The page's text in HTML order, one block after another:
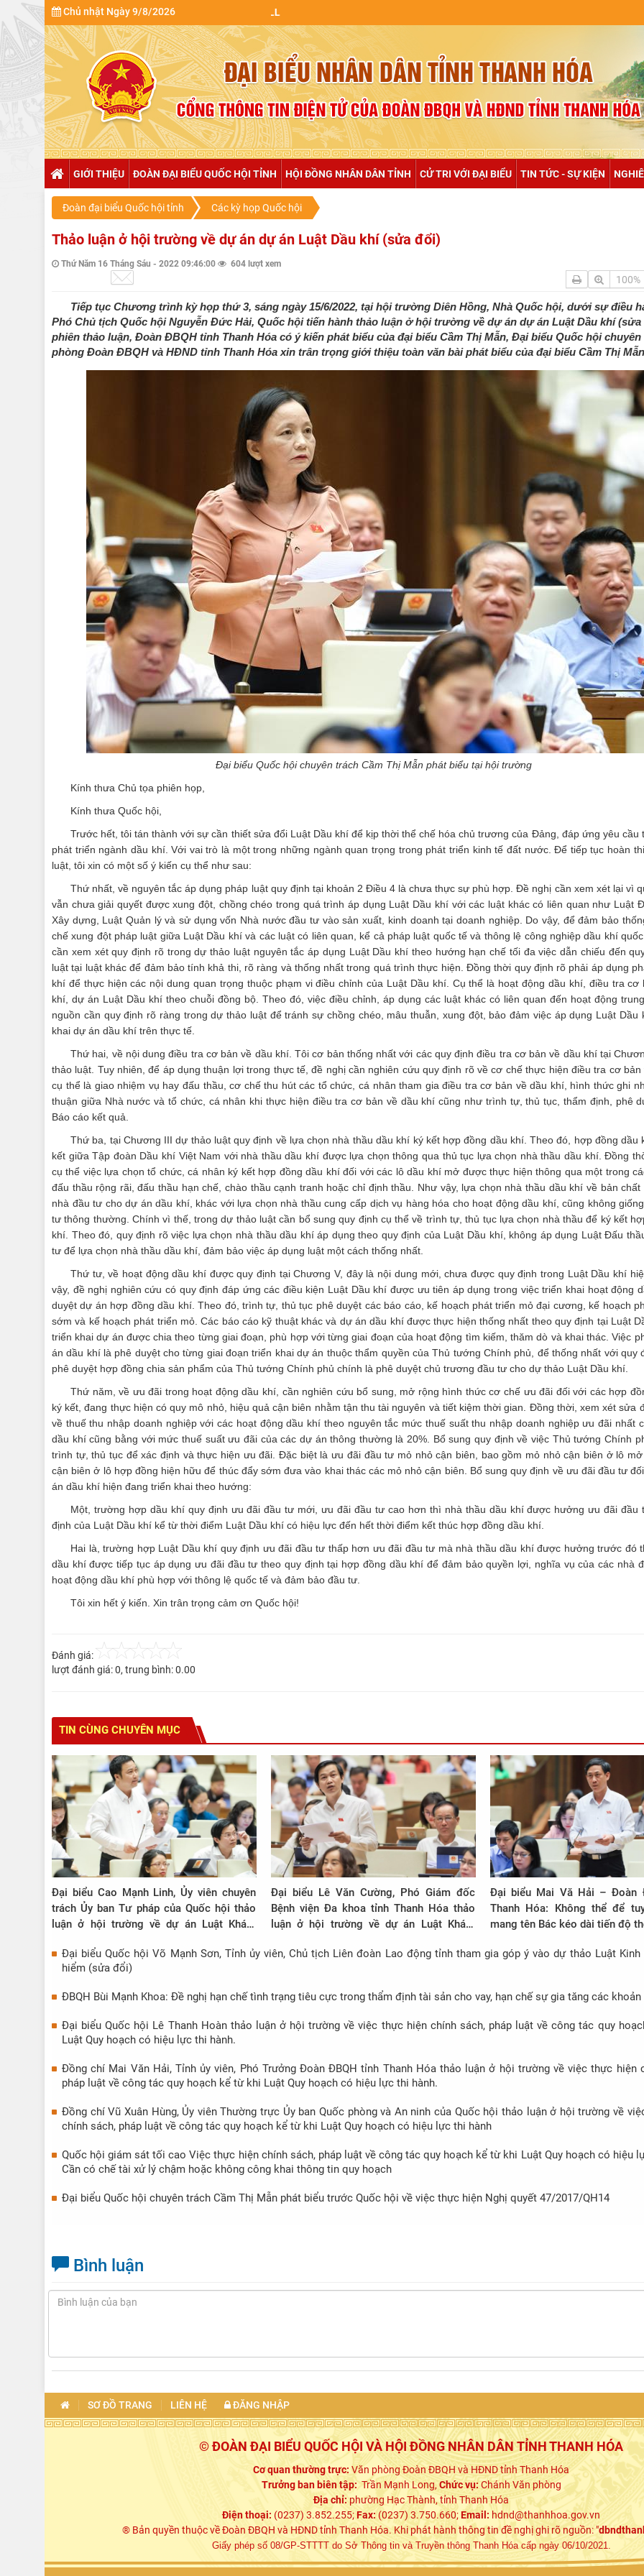
Chủ nhật Ngày 9/8/2026
GIỚI THIỆU ĐOÀN ĐẠI BIỂU QUỐC HỘI TỈNH HỘI ĐỒNG NHÂN DÂN TỈNH CỬ TRI VỚI ĐẠI BIỂU TIN TỨC - SỰ KIỆN
Đoàn đại biểu Quốc hội tỉnh Các kỳ họp Quốc hội
Thảo luận ở hội trường về dự án dự án Luật Dầu khí (sửa đổi)
Thứ Năm 16 Tháng Sáu - 2022 09:46:00 604 lượt xem
100%
Tiếp tục Chương trình kỳ họp thứ 3, sáng ngày 15/6/2022, tại hội trường Diên Hồng, Nhà Quốc hội, dưới sự điều
Phó Chủ tịch Quốc hội Nguyễn Đức Hải, Quốc hội tiến hành thảo luận ở hội trường về dự án dự án Luật Dầu khí (sửa
phiên thảo luận, Đoàn ĐBQH tỉnh Thanh Hóa có ý kiến phát biểu của đại biểu Cầm Thị Mẫn, Đại biểu Quốc hội chuyên
phòng Đoàn ĐBQH và HĐND tỉnh Thanh Hóa xin trân trọng giới thiệu toàn văn bài phát biểu của đại biểu Cầm Thị
Đại biểu Quốc hội chuyên trách Cầm Thị Mẫn phát biểu tại hội trường
Kính thưa Chủ tọa phiên họp,
Kính thưa Quốc hội,
Trước hết, tôi tán thành với sự cần thiết sửa đổi Luật Dầu khí để kịp thời thể chế hóa chủ trương của Đảng, đáp ứng yêu cầu
phát triển ngành dầu khí. Với vai trò là một trong những ngành quan trọng trong phát triển kinh tế đất nước. Để tiếp tục hoàn
luật, tôi xin có một số ý kiến cụ thể như sau:
Thứ nhất, về nguyên tắc áp dụng pháp luật quy định tại khoản 2 Điều 4 là chưa thực sự phù hợp. Đề nghị cần xem xét lại vì
vẫn chưa giải quyết được xung đột, chồng chéo trong quá trình áp dụng Luật Dầu khí với các luật khác có liên quan như Luật
Xây dựng, Luật Quản lý và sử dụng vốn Nhà nước đầu tư vào sản xuất, kinh doanh tại doanh nghiệp. Do vậy, để đảm bảo
chế xung đột pháp luật giữa Luật Dầu khí và các luật có liên quan, kể cả pháp luật quốc tế và thông lệ công nghiệp dầu khí
cần xem xét quy định rõ trong dự thảo luật nguyên tắc áp dụng Luật Dầu khí theo hướng hạn chế tối đa việc dẫn chiếu đến
luật tại luật khác để đảm bảo tính khả thi, rõ ràng và thống nhất trong quá trình thực hiện. Đồng thời quy định rõ phải áp dụng
khí để thực hiện các nội dung quan trọng thuộc phạm vi điều chỉnh của Luật Dầu khí. Cụ thể là hoạt động dầu khí, điều tra cơ
khí, dự án Luật Dầu khí theo chuỗi đồng bộ. Theo đó, việc điều chỉnh, áp dụng các luật khác có liên quan đến hoạt động
nguồn cần quy định rõ ràng trong dự thảo luật để tránh sự chồng chéo, mâu thuẫn, xung đột, bảo đảm việc áp dụng Luật Dầu
khai dự án dầu khí trên thực tế.
Thứ hai, về nội dung điều tra cơ bản về dầu khí. Tôi cơ bản thống nhất với các quy định điều tra cơ bản về dầu khí tại
thảo luật. Tuy nhiên, để áp dụng thuận lợi trong thực tế, đề nghị cần nghiên cứu quy định rõ về cơ chế thực hiện điều tra cơ bản
cụ thể là giao nhiệm vụ hay đấu thầu, cơ chế thu hút các tổ chức, cá nhân tham gia điều tra cơ bản về dầu khí, hình thức ghi
thuận giữa Nhà nước và tổ chức, cá nhân khi thực hiện điều tra cơ bản về dầu khí cũng như trình tự, thủ tục, thẩm định, phê
Báo cáo kết quả.
Thứ ba, tại Chương III dự thảo luật quy định về lựa chọn nhà thầu dầu khí ký kết hợp đồng dầu khí. Theo đó, hợp đồng dầu
kết giữa Tập đoàn Dầu khí Việt Nam với nhà thầu dầu khí được lựa chọn thông qua thủ tục lựa chọn nhà thầu dầu khí. Đồng
cụ thể việc lựa chọn tổ chức, cá nhân ký kết hợp đồng dầu khí đối với các lô dầu khí mở được thực hiện thông qua một trong
đấu thầu rộng rãi, đấu thầu hạn chế, chào thầu cạnh tranh hoặc chỉ định thầu. Như vậy, lựa chọn nhà thầu dầu khí về bản chất
nhà đầu tư cho dự án dầu khí, khác với lựa chọn nhà thầu cung cấp dịch vụ hàng hóa cho hoạt động dầu khí, cũng không
tư thông thường. Chính vì thế, trong dự thảo luật cần bổ sung quy định cụ thể về trình tự, thủ tục lựa chọn nhà thầu để ký kết
khí. Theo đó, quy định rõ việc lựa chọn nhà thầu dầu khí áp dụng theo quy định của Luật Dầu khí, không áp dụng Luật Đấu
tư để lựa chọn nhà thầu dầu khí, đảm bảo việc áp dụng luật một cách thống nhất.
Thứ tư, về hoạt động dầu khí được quy định tại Chương V, đây là nội dung mới, chưa được quy định trong Luật Dầu khí
vậy, đề nghị nghiên cứu có quy định đáp ứng các điều kiện Luật Dầu khí được ưu tiên áp dụng trong việc triển khai hoạt động
duyệt dự án hợp đồng dầu khí. Theo đó, trình tự, thủ tục phê duyệt các báo cáo, kế hoạch phát triển mỏ đại cương, kế hoạch
sớm và kế hoạch phát triển mỏ. Các báo cáo kỹ thuật khác và dự án dầu khí được thực hiện thống nhất theo quy định tại Luật
triển khai dự án được chia theo từng giai đoạn, phù hợp với từng giai đoạn của hoạt động tìm kiếm, thăm dò và khai thác. Việc
án dầu khí là phê duyệt cho từng giai đoạn triển khai dự án thuộc thẩm quyền của Thủ tướng Chính phủ, để thống nhất với quy
phê duyệt hợp đồng chia sản phẩm của Thủ tướng Chính phủ chính là phê duyệt chủ trương đầu tư cho dự thảo Luật Dầu khí.
Thứ năm, về ưu đãi trong hoạt động dầu khí, cần nghiên cứu bổ sung, mở rộng hình thức cơ chế ưu đãi đối với các hợp
ký kết, đang thực hiện có quy mô nhỏ, hiệu quả cận biên nhằm tận thu tài nguyên và tiết kiệm thời gian. Đồng thời, xem xét sửa
về thuế thu nhập doanh nghiệp với các hoạt động dầu khí theo nguyên tắc mức thuế suất thu nhập doanh nghiệp ưu đãi nhất
dầu khí cũng bằng với mức thuế suất ưu đãi của các dự án thông thường là 20%. Bổ sung quy định về việc Thủ tướng Chính
trình tự, thủ tục để xác định và thực hiện ưu đãi. Đặc biệt là ưu đãi đầu tư mỏ nhỏ cận biên, bao gồm mỏ nhỏ cận biên ở lô
cận biên ở lô hợp đồng hiện hữu để thúc đẩy sớm đưa vào khai thác các mỏ nhỏ cận biên. Bổ sung quy định về ưu đãi đầu tư
án dầu khí hiện đang triển khai theo hướng:
Một, trường hợp dầu khí quy định ưu đãi đầu tư mới, ưu đãi đầu tư cao hơn thì nhà thầu dầu khí được hưởng ưu đãi đầu
định của Luật Dầu khí kể từ thời điểm Luật Dầu khí có hiệu lực đến hết thời điểm kết thúc hợp đồng dầu khí.
Hai là, trường hợp Luật Dầu khí quy định ưu đãi đầu tư thấp hơn ưu đãi đầu tư mà nhà thầu dầu khí được hưởng trước đó
dầu khí được tiếp tục áp dụng ưu đãi đầu tư theo quy định tại hợp đồng dầu khí để đảm bảo quyền lợi, nghĩa vụ của các nhà
hoạt động dầu khí phù hợp với thông lệ quốc tế và đảm bảo đầu tư.
Tôi xin hết ý kiến. Xin trân trọng cảm ơn Quốc hội!
Đánh giá:
lượt đánh giá:0, trung bình:0.00
TIN CÙNG CHUYÊN MỤC
Đại biểu Cao Mạnh Linh, Ủy viên chuyên
trách Ủy ban Tư pháp của Quốc hội thảo
luận ở hội trường về dự án Luật Khám
Đại biểu Lê Văn Cường, Phó Giám đốc
Bệnh viện Đa khoa tỉnh Thanh Hóa thảo
luận ở hội trường về dự án Luật Khám
Đại biểu Mai Vă Hải – Đoàn
Thanh Hóa: Không thể để
mang tên Bác kéo dài tiến độ
Đại biểu Quốc hội Võ Mạnh Sơn, Tỉnh ủy viên, Chủ tịch Liên đoàn Lao động tỉnh tham gia góp ý vào dự thảo Luật Kinh
hiểm (sửa đổi)
ĐBQH Bùi Mạnh Khoa: Đề nghị hạn chế tình trạng tiêu cực trong thẩm định tài sản cho vay, hạn chế sự gia tăng các khoản
Đại biểu Quốc hội Lê Thanh Hoàn thảo luận ở hội trường về việc thực hiện chính sách, pháp luật về công tác quy
Luật Quy hoạch có hiệu lực thi hành.
Đồng chí Mai Văn Hải, Tỉnh ủy viên, Phó Trưởng Đoàn ĐBQH tỉnh Thanh Hóa thảo luận ở hội trường về việc thực hiện
pháp luật về công tác quy hoạch kể từ khi Luật Quy hoạch có hiệu lực thi hành.
Đồng chí Vũ Xuân Hùng, Ủy viên Thường trực Ủy ban Quốc phòng và An ninh của Quốc hội thảo luận ở hội trường về
chính sách, pháp luật về công tác quy hoạch kể từ khi Luật Quy hoạch có hiệu lực thi hành
Quốc hội giám sát tối cao Việc thực hiện chính sách, pháp luật về công tác quy hoạch kể từ khi Luật Quy hoạch có hiệu
Cần có chế tài xử lý chậm hoặc không công khai thông tin quy hoạch
Đại biểu Quốc hội chuyên trách Cầm Thị Mẫn phát biểu trước Quốc hội về việc thực hiện Nghị quyết 47/2017/QH14
Bình luận
SƠ ĐỒ TRANG LIÊN HỆ ĐĂNG NHẬP
© ĐOÀN ĐẠI BIỂU QUỐC HỘI VÀ HỘI ĐỒNG NHÂN DÂN TỈNH THANH HÓA
Cơ quan thường trực: Văn phòng Đoàn ĐBQH và HĐND tỉnh Thanh Hóa
Trưởng ban biên tập:Trần Mạnh Long,Chức vụ:Chánh Văn phòng
Địa chỉ:phường Hạc Thành, tỉnh Thanh Hóa
Điện thoại: (0237) 3.852.255;Fax:(0237) 3.750.660;Email: hdnd@thanhhoa.gov.vn
® Bản quyền thuộc về Đoàn ĐBQH và HĐND tỉnh Thanh Hóa. Khi phát hành thông tin đề nghị ghi rõ nguồn: "
Giấy phép số 08/GP-STTTT do Sở Thông tin và Truyền thông Thanh Hóa cấp ngày 06/10/2021.